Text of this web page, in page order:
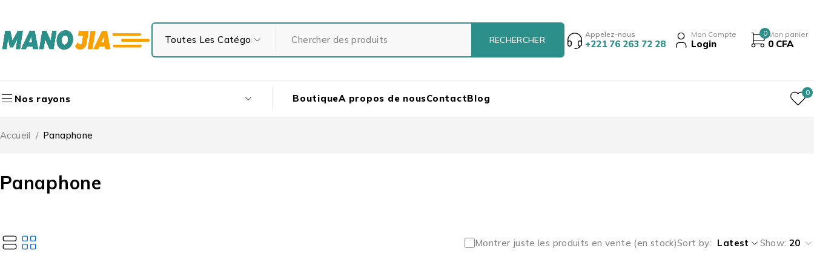
Appelez-nous
+221 76 263 72 28
Mon Compte
Login
0 Mon panier
0 CFA
Nos rayons BoutiqueA propos de nousContactBlog 0
Panaphone
Accueil / Panaphone
Montrer juste les produits en vente (en stock)Sort by Latest Show: 20